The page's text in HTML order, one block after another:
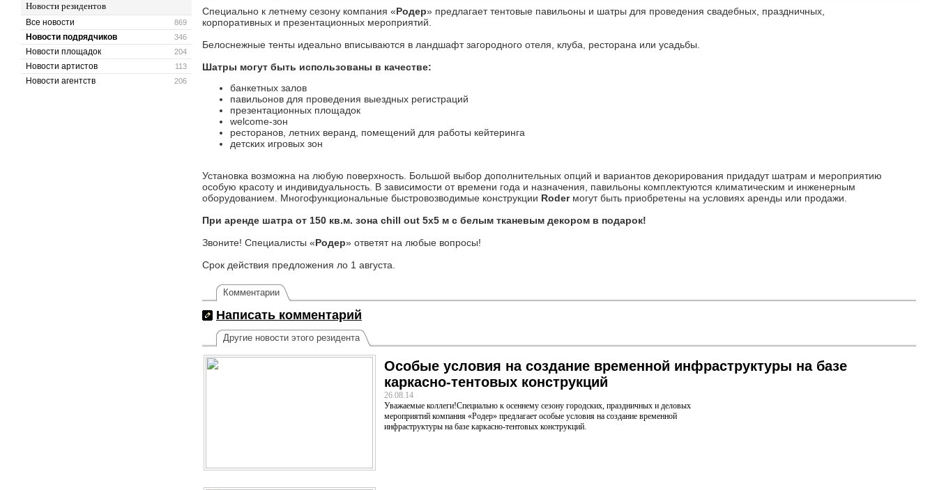
Новости резидентов
869
Все новости
346
Новости подрядчиков
204
Новости площадок
113
Новости артистов
206
Новости агентств
Специально к летнему сезону компания «Родер» предлагает тентовые павильоны и шатры для проведения свадебных, праздничных,
корпоративных и презентационных мероприятий.
Белоснежные тенты идеально вписываются в ландшафт загородного отеля, клуба, ресторана или усадьбы.
Шатры могут быть использованы в качестве:
банкетных залов
павильонов для проведения выездных регистраций
презентационных площадок
welcome-зон
ресторанов, летних веранд, помещений для работы кейтеринга
детских игровых зон
Установка возможна на любую поверхность. Большой выбор дополнительных опций и вариантов декорирования придадут шатрам и мероприятию
особую красоту и индивидуальность. В зависимости от времени года и назначения, павильоны комплектуются климатическим и инженерным
оборудованием. Многофункциональные быстровозводимые конструкции Roder могут быть приобретены на условиях аренды или продажи.
При аренде шатра от 150 кв.м. зона chill out 5х5 м с белым тканевым декором в подарок!
Звоните! Специалисты «Родер» ответят на любые вопросы!
Срок действия предложения ло 1 августа.
Комментарии
Написать комментарий
Другие новости этого резидента
Особые условия на создание временной инфраструктуры на базе
каркасно-тентовых конструкций
26.08.14
Уважаемые коллеги!Специально к осеннему сезону городских, праздничных и деловых
мероприятий компания «Родер» предлагает особые условия на создание временной
инфраструктуры на базе каркасно-тентовых конструкций.